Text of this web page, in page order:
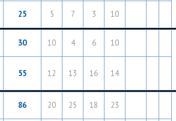
25 5 7 3 10
30 10 4 6
10
55 12 13 16 14
86 20 25 18 23